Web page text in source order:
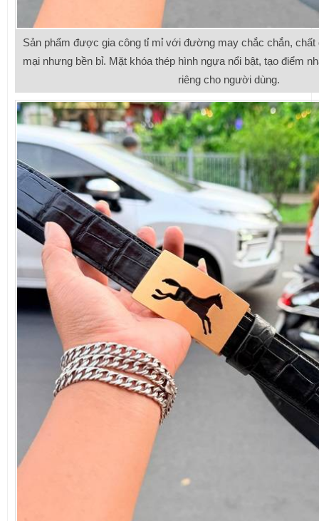
Sản phẩm được gia công tỉ mỉ với đường may chắc chắn, chất
mại nhưng bền bỉ. Mặt khóa thép hình ngựa nổi bật, tạo điểm
riêng cho người dùng.